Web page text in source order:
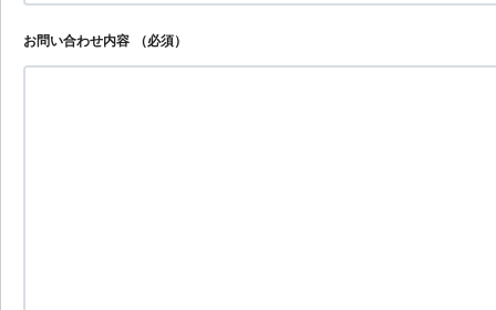
お問い合わせ内容 （必須）